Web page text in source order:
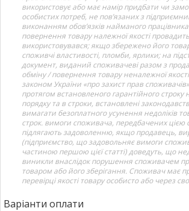
використовує або має намір придбати чи
особистих потреб, не пов’язаних з
виконанням обов’язків найманого
повернення товару належної якості
використовувався; якщо збережено його
споживчі властивості, пломби, ярлики; на
документ, виданий споживачеві разом з
обміну / повернення товару неналежної якості
законом України «про захист прав
протягом встановленого гарантійного строку
порядку та в строки, встановлені
вимагати безоплатного усунення недоліків
строк. вимоги споживача, передбачених цією
підлягають задоволенню, якщо продавець,
(підприємство, що задовольняє вимоги
частиною першою цієї статті) доведуть, що
виникли внаслідок порушення споживачем
товаром або його зберігання. Споживач має
перевірці якості товару особисто або через
Варіанти оплати